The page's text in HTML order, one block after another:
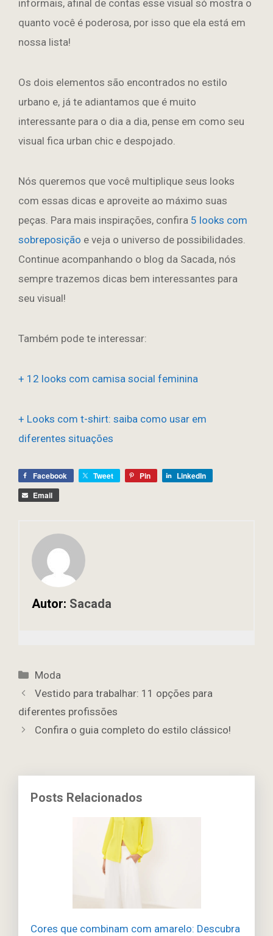
informais, afinal de contas esse visual só mostra o
quanto você é poderosa, por isso que ela está em
nossa lista!
Os dois elementos são encontrados no estilo
urbano e, já te adiantamos que é muito
interessante para o dia a dia, pense em como seu
visual fica urban chic e despojado.
Nós queremos que você multiplique seus looks
com essas dicas e aproveite ao máximo suas
peças. Para mais inspirações, confira 5 looks com
sobreposição e veja o universo de possibilidades.
Continue acompanhando o blog da Sacada, nós
sempre trazemos dicas bem interessantes para
seu visual!
Também pode te interessar:
+ 12 looks com camisa social feminina
+ Looks com t-shirt: saiba como usar em
diferentes situações
Facebook Tweet Pin
LinkedIn
Email
Autor: Sacada
Categorias
Moda
Vestido para trabalhar: 11 opções para
diferentes profissões
Confira o guia completo do estilo clássico!
Posts Relacionados
Cores que combinam com amarelo: Descubra